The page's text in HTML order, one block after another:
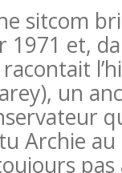
sitcom
1971 et,
un
Archie au
pas